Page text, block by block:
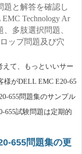
題と解答を確認し
Technology Ar
多肢選択問題、
ップ問題及び穴
えて、もっといいサー
様がDELL EMC E20-65
655問題集のサンプル
655試験問題は定期的
655問題集の更